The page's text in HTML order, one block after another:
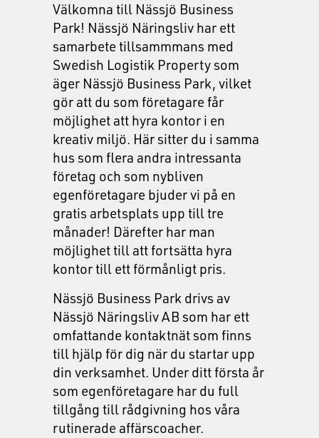
Välkomna till Nässjö Business
Park! Nässjö Näringsliv har ett
samarbete tillsammmans med
Swedish Logistik Property som
äger Nässjö Business Park, vilket
gör att du som företagare får
möjlighet att hyra kontor i en
kreativ miljö. Här sitter du i samma
hus som flera andra intressanta
företag och som nybliven
egenföretagare bjuder vi på en
gratis arbetsplats upp till tre
månader! Därefter har man
möjlighet till att fortsätta hyra
kontor till ett förmånligt pris.
Nässjö Business Park drivs av
Nässjö Näringsliv AB som har ett
omfattande kontaktnät som finns
till hjälp för dig när du startar upp
din verksamhet. Under ditt första år
som egenföretagare har du full
tillgång till rådgivning hos våra
rutinerade affärscoacher.